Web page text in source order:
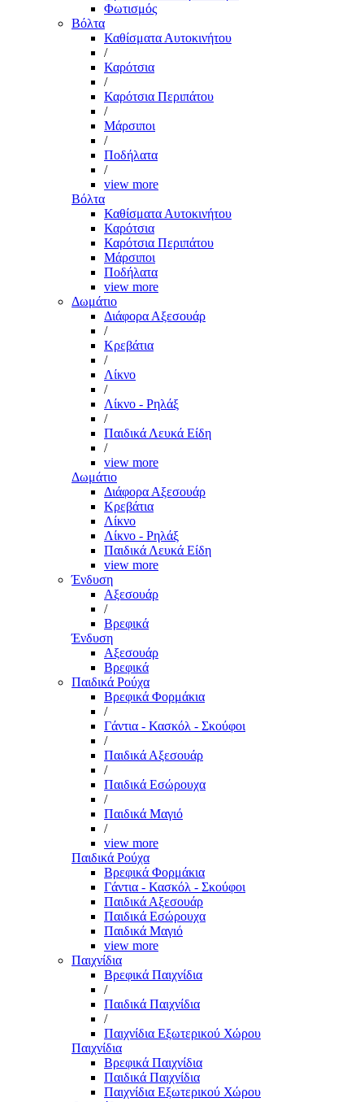
Φωτισμός
Βόλτα
Καθίσματα Αυτοκινήτου
/
Καρότσια
/
Καρότσια Περιπάτου
/
Μάρσιποι
/
Ποδήλατα
/
view more
Βόλτα
Καθίσματα Αυτοκινήτου
Καρότσια
Καρότσια Περιπάτου
Μάρσιποι
Ποδήλατα
view more
Δωμάτιο
Διάφορα Αξεσουάρ
/
Κρεβάτια
/
Λίκνο
/
Λίκνο - Ρηλάξ
/
Παιδικά Λευκά Είδη
/
view more
Δωμάτιο
Διάφορα Αξεσουάρ
Κρεβάτια
Λίκνο
Λίκνο - Ρηλάξ
Παιδικά Λευκά Είδη
view more
Ένδυση
Αξεσουάρ
/
Βρεφικά
Ένδυση
Αξεσουάρ
Βρεφικά
Παιδικά Ρούχα
Βρεφικά Φορμάκια
/
Γάντια - Κασκόλ - Σκούφοι
/
Παιδικά Αξεσουάρ
/
Παιδικά Εσώρουχα
/
Παιδικά Μαγιό
/
view more
Παιδικά Ρούχα
Βρεφικά Φορμάκια
Γάντια - Κασκόλ - Σκούφοι
Παιδικά Αξεσουάρ
Παιδικά Εσώρουχα
Παιδικά Μαγιό
view more
Παιχνίδια
Βρεφικά Παιχνίδια
/
Παιδικά Παιχνίδια
/
Παιχνίδια Εξωτερικού Χώρου
Παιχνίδια
Βρεφικά Παιχνίδια
Παιδικά Παιχνίδια
Παιχνίδια Εξωτερικού Χώρου